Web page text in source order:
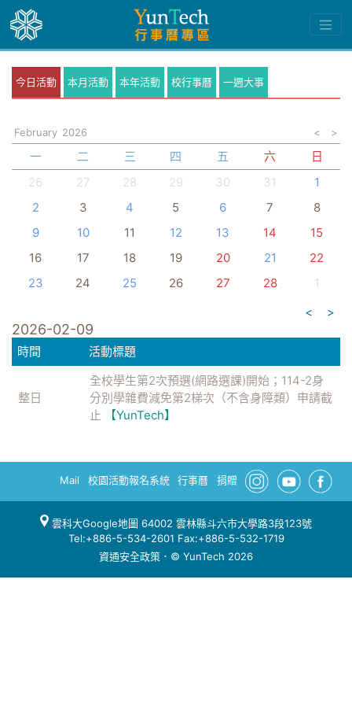
今日活動 本月活動 本年活動 校行事曆 一週大事
February 2026 < >
一 二 三 四 五 六
日
26
27 28 29 30 31
1
2
3 4 5 6 7
8
9
10 11 12 13 14
15
16
17 18 19 20 21
22
23
24 25 26 27 28
1
<
>
2026-02-09
時間 活動標題
整日
全校學生第2次預選(網路選課)開始；114-2身
分別學雜費減免第2梯次（不含身障類）申請截
止
【YunTech】
Mail 校園活動報名系統 行事曆 捐贈
雲科大Google地圖 64002 雲林縣斗六市大學路3段123號
Tel:+886-5-534-2601 Fax:+886-5-532-1719
資通安全政策 ．© YunTech 2026